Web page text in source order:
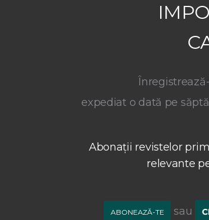
expediat o dată pe
Abonații revistelor
relevante
ABONEAZĂ-TE sau